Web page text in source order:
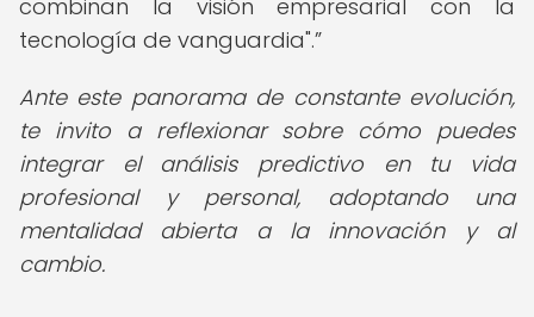
combinan la visión empresarial con la
tecnología de vanguardia".
Ante este panorama de constante evolución,
te invito a reflexionar sobre cómo puedes
integrar el análisis predictivo en tu vida
profesional y personal, adoptando una
mentalidad abierta a la innovación y al
cambio.